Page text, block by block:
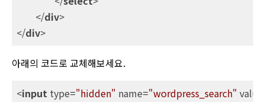
</div>
</div>
아래의 코드로 교체해보세요.
<input type="hidden" name="wordpress_search" value